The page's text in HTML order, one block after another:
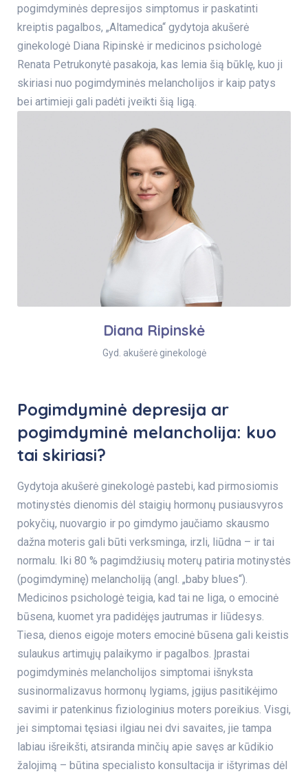
pogimdyminės depresijos simptomus ir paskatinti
kreiptis pagalbos, „Altamedica“ gydytoja akušerė
ginekologė Diana Ripinskė ir medicinos psichologė
Renata Petrukonytė pasakoja, kas lemia šią būklę, kuo ji
skiriasi nuo pogimdyminės melancholijos ir kaip patys
bei artimieji gali padėti įveikti šią ligą.
Diana Ripinskė
Gyd. akušerė ginekologė
Pogimdyminė depresija ar
pogimdyminė melancholija: kuo
tai skiriasi?
Gydytoja akušerė ginekologė pastebi, kad pirmosiomis
motinystės dienomis dėl staigių hormonų pusiausvyros
pokyčių, nuovargio ir po gimdymo jaučiamo skausmo
dažna moteris gali būti verksminga, irzli, liūdna – ir tai
normalu. Iki 80 % pagimdžiusių moterų patiria motinystės
(pogimdyminę) melancholiją (angl. „baby blues“).
Medicinos psichologė teigia, kad tai ne liga, o emocinė
būsena, kuomet yra padidėjęs jautrumas ir liūdesys.
Tiesa, dienos eigoje moters emocinė būsena gali keistis
sulaukus artimųjų palaikymo ir pagalbos. Įprastai
pogimdyminės melancholijos simptomai išnyksta
susinormalizavus hormonų lygiams, įgijus pasitikėjimo
savimi ir patenkinus fiziologinius moters poreikius. Visgi,
jei simptomai tęsiasi ilgiau nei dvi savaites, jie tampa
labiau išreikšti, atsiranda minčių apie savęs ar kūdikio
žalojimą – būtina specialisto konsultacija ir ištyrimas dėl